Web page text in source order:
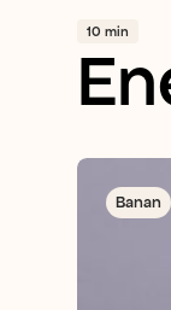
10 min
Banan